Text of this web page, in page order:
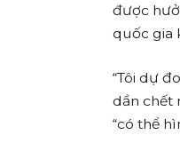
được
quốc gia
“Tôi dự
dần chết
“có thể